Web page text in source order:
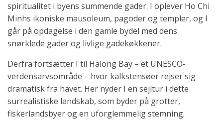
spiritualitet i byens summende gader. I oplever Ho Chi
Minhs ikoniske mausoleum, pagoder og templer, og I
går på opdagelse i den gamle bydel med dens
snørklede gader og livlige gadekøkkener.
Derfra fortsætter I til Halong Bay – et UNESCO-
verdensarvsområde – hvor kalkstensøer rejser sig
dramatisk fra havet. Her nyder I en sejltur i dette
surrealistiske landskab, som byder på grotter,
fiskerlandsbyer og en uforglemmelig stemning.